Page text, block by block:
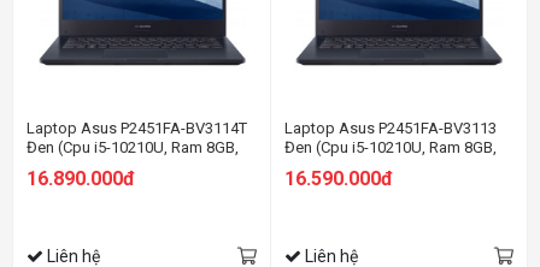
Laptop Asus P2451FA-BV3114T
Đen (Cpu i5-10210U, Ram 8GB,
Ssd 256GB,14 inch HD, Endless)
16.890.000đ
Liên hệ
Laptop Asus P2451FA-BV3113
Đen (Cpu i5-10210U, Ram 8GB,
Ssd 256GB,14 inch HD, Endless)
16.590.000đ
Liên hệ